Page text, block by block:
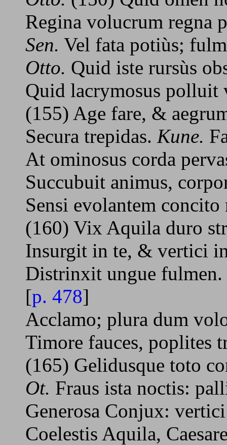
Regina volucrum regna
Sen. Vel fata potiùs;
Otto. Quid iste rursùs
Quid lacrymosus polluit
(155) Age fare, &
Secura trepidas. Kune.
At ominosus corda
Succubuit animus,
Sensi evolantem concito
(160) Vix Aquila duro
Insurgit in te, & vertici
Distrinxit ungue fulmen.
[p. 478]
Acclamo; plura dum
Timore fauces, poplites
(165) Gelidusque toto
Ot. Fraus ista noctis:
Generosa Conjux:
Coelestis Aquila,